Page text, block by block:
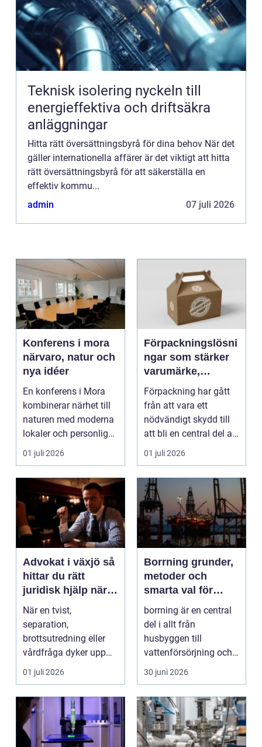
Teknisk isolering nyckeln till
energieffektiva och driftsäkra
anläggningar
Hitta rätt översättningsbyrå för dina behov När det
gäller internationella affärer är det viktigt att hitta
rätt översättningsbyrå för att säkerställa en
effektiv kommu...
admin
07 juli 2026
Konferens i mora
närvaro, natur och
nya idéer
En konferens i Mora
kombinerar närhet till
naturen med moderna
lokaler och personlig
service. För må...
01 juli 2026
Förpackningslösni
ngar som stärker
varumärke,
hållbarhet och
lönsamhet
Förpackning har gått
från att vara ett
nödvändigt skydd till
att bli en central del av
varumärket, k...
01 juli 2026
Advokat i växjö så
hittar du rätt
juridisk hjälp när
livet förändras
När en tvist,
separation,
brottsutredning eller
vårdfråga dyker upp
hamnar många i en
situation de a...
01 juli 2026
Borrning grunder,
metoder och
smarta val för
hållbara projekt
borrning är en central
del i allt från
husbyggen till
vattenförsörjning och
stora
infrastrukturproje...
30 juni 2026